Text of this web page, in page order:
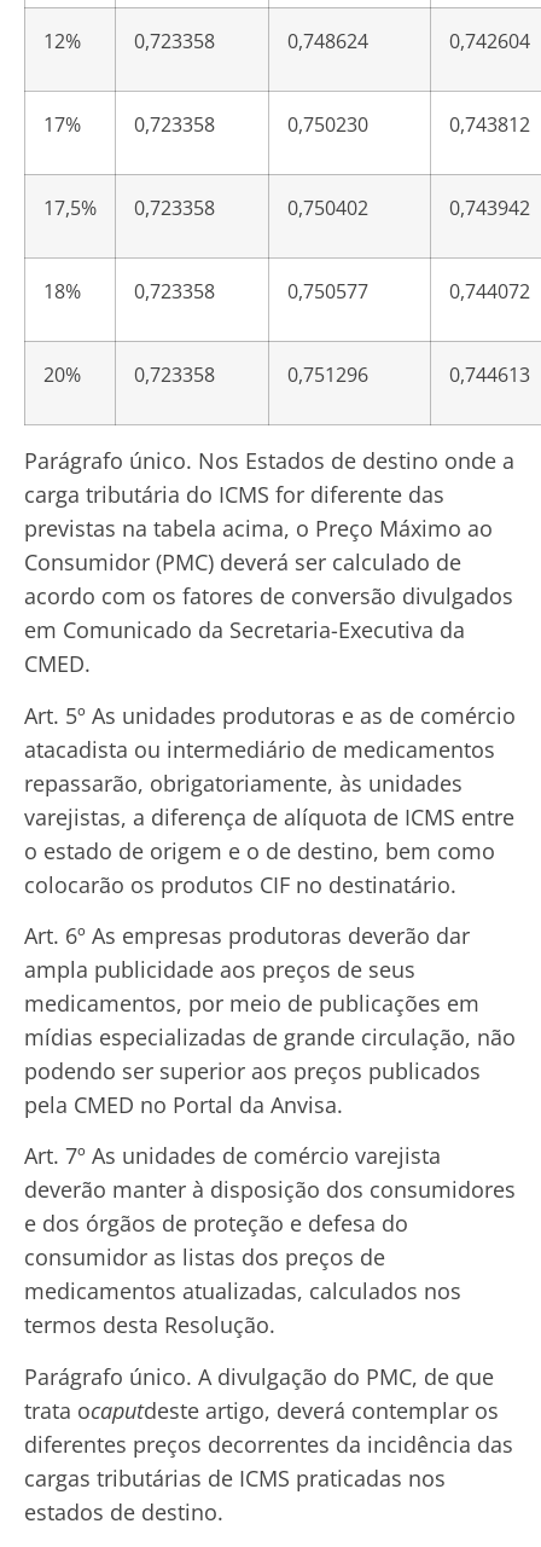
12% 0,723358 0,748624 0,742604
17% 0,723358 0,750230 0,743812
17,5% 0,723358 0,750402 0,743942
18% 0,723358 0,750577 0,744072
20% 0,723358 0,751296 0,744613
Parágrafo único. Nos Estados de destino onde a
carga tributária do ICMS for diferente das
previstas na tabela acima, o Preço Máximo ao
Consumidor (PMC) deverá ser calculado de
acordo com os fatores de conversão divulgados
em Comunicado da Secretaria-Executiva da
CMED.
Art. 5º As unidades produtoras e as de comércio
atacadista ou intermediário de medicamentos
repassarão, obrigatoriamente, às unidades
varejistas, a diferença de alíquota de ICMS entre
o estado de origem e o de destino, bem como
colocarão os produtos CIF no destinatário.
Art. 6º As empresas produtoras deverão dar
ampla publicidade aos preços de seus
medicamentos, por meio de publicações em
mídias especializadas de grande circulação, não
podendo ser superior aos preços publicados
pela CMED no Portal da Anvisa.
Art. 7º As unidades de comércio varejista
deverão manter à disposição dos consumidores
e dos órgãos de proteção e defesa do
consumidor as listas dos preços de
medicamentos atualizadas, calculados nos
termos desta Resolução.
Parágrafo único. A divulgação do PMC, de que
trata ocaputdeste artigo, deverá contemplar os
diferentes preços decorrentes da incidência das
cargas tributárias de ICMS praticadas nos
estados de destino.